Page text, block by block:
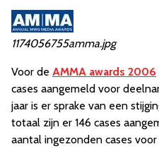
1174056755amma.jpg
Voor de AMMA awards 2006
cases aangemeld voor
jaar is er sprake van een
totaal zijn er 146 cases
aantal ingezonden cases